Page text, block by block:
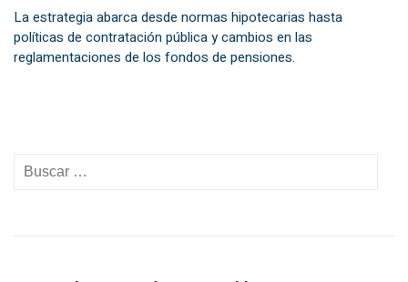
La estrategia abarca desde normas hipotecarias hasta
políticas de contratación pública y cambios en las
reglamentaciones de los fondos de pensiones.